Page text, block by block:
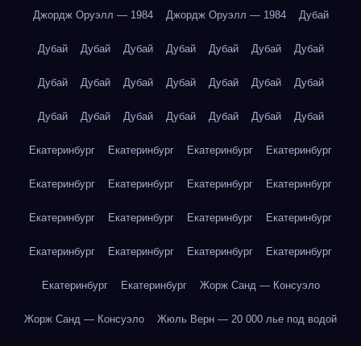
Джордж Оруэлл — 1984 Джордж Оруэлл — 1984 Дубай
Дубай Дубай Дубай Дубай Дубай Дубай Дубай
Дубай Дубай Дубай Дубай Дубай Дубай Дубай
Дубай Дубай Дубай Дубай Дубай Дубай Дубай
Екатеринбург Екатеринбург Екатеринбург Екатеринбург
Екатеринбург Екатеринбург Екатеринбург Екатеринбург
Екатеринбург Екатеринбург Екатеринбург Екатеринбург
Екатеринбург Екатеринбург Екатеринбург Екатеринбург
Екатеринбург Екатеринбург Жорж Санд — Консуэло
Жорж Санд — Консуэло Жюль Верн — 20 000 лье под водой